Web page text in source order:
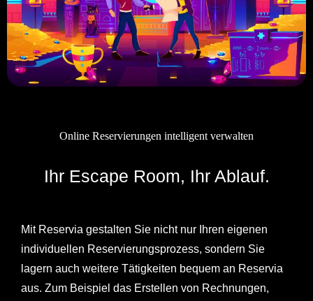
Online Reservierungen intelligent verwalten
Ihr Escape Room, Ihr Ablauf.
Mit Reservia gestalten Sie nicht nur Ihren eigenen
individuellen Reservierungsprozess, sondern Sie
lagern auch weitere Tätigkeiten bequem an Reservia
aus. Zum Beispiel das Erstellen von Rechnungen,